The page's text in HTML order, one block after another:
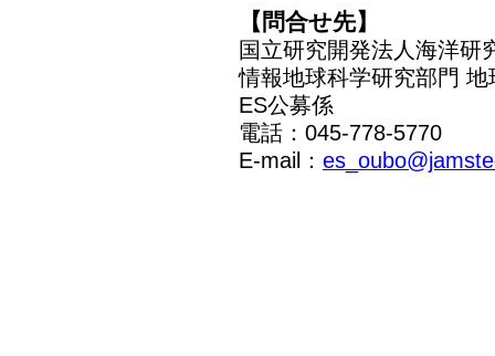
【問合せ先】
国立研究開発法人海洋研
情報地球科学研究部門
ES公募係
電話：045-778-5770
E-mail：